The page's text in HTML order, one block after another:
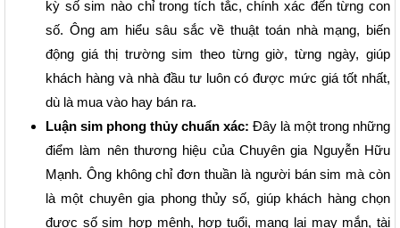
kỳ số sim nào chỉ trong tích tắc, chính xác đến từng con
số. Ông am hiểu sâu sắc về thuật toán nhà mạng, biến
động giá thị trường sim theo từng giờ, từng ngày, giúp
khách hàng và nhà đầu tư luôn có được mức giá tốt nhất,
dù là mua vào hay bán ra.
Luận sim phong thủy chuẩn xác: Đây là một trong những
điểm làm nên thương hiệu của Chuyên gia Nguyễn Hữu
Mạnh. Ông không chỉ đơn thuần là người bán sim mà còn
là một chuyên gia phong thủy số, giúp khách hàng chọn
được số sim hợp mệnh, hợp tuổi, mang lại may mắn, tài